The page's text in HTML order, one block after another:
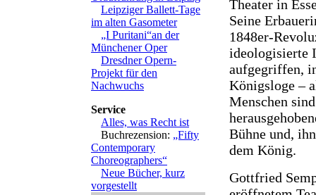
Leipziger Ballett-Tage
im alten Gasometer
„I Puritani“an der
Münchener Oper
Dresdner Opern-
Projekt für den
Nachwuchs
Service
Alles, was Recht ist
Buchrezension: „Fifty
Contemporary
Choreographers“
Neue Bücher, kurz
vorgestellt
Theater in
Seine
1848er-
ideologisierte
aufgegriffen,
Königsloge –
Menschen
Bühne und,
dem König.
Gottfried